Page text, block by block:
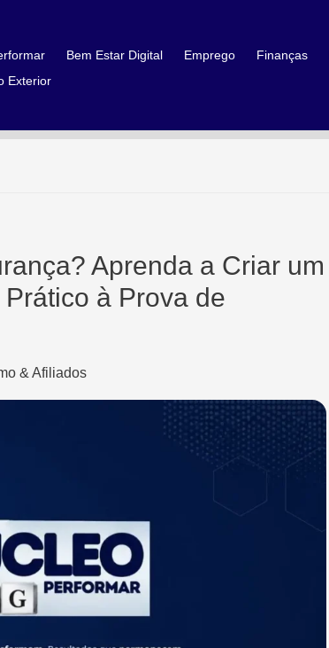
Bem Estar Digital Emprego Finanças
Exterior
Aprenda a Criar um
à Prova de
& Afiliados